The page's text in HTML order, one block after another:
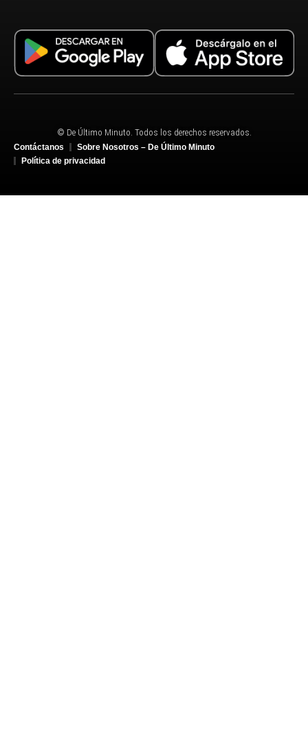
© De Último Minuto. Todos los derechos reservados.
Contáctanos
Sobre Nosotros – De Último Minuto
Política de privacidad